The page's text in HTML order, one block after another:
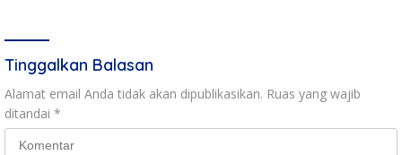
Tinggalkan Balasan
Alamat email Anda tidak akan dipublikasikan. Ruas yang wajib
ditandai *